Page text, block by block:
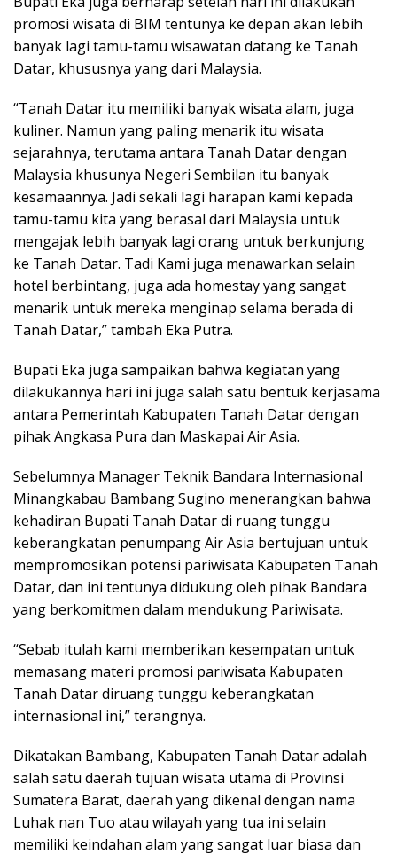
promosi wisata di BIM tentunya ke depan akan lebih
banyak lagi tamu-tamu wisawatan datang ke Tanah
Datar, khususnya yang dari Malaysia.
“Tanah Datar itu memiliki banyak wisata alam, juga
kuliner. Namun yang paling menarik itu wisata
sejarahnya, terutama antara Tanah Datar dengan
Malaysia khusunya Negeri Sembilan itu banyak
kesamaannya. Jadi sekali lagi harapan kami kepada
tamu-tamu kita yang berasal dari Malaysia untuk
mengajak lebih banyak lagi orang untuk berkunjung
ke Tanah Datar. Tadi Kami juga menawarkan selain
hotel berbintang, juga ada homestay yang sangat
menarik untuk mereka menginap selama berada di
Tanah Datar,” tambah Eka Putra.
Bupati Eka juga sampaikan bahwa kegiatan yang
dilakukannya hari ini juga salah satu bentuk kerjasama
antara Pemerintah Kabupaten Tanah Datar dengan
pihak Angkasa Pura dan Maskapai Air Asia.
Sebelumnya Manager Teknik Bandara Internasional
Minangkabau Bambang Sugino menerangkan bahwa
kehadiran Bupati Tanah Datar di ruang tunggu
keberangkatan penumpang Air Asia bertujuan untuk
mempromosikan potensi pariwisata Kabupaten Tanah
Datar, dan ini tentunya didukung oleh pihak Bandara
yang berkomitmen dalam mendukung Pariwisata.
“Sebab itulah kami memberikan kesempatan untuk
memasang materi promosi pariwisata Kabupaten
Tanah Datar diruang tunggu keberangkatan
internasional ini,” terangnya.
Dikatakan Bambang, Kabupaten Tanah Datar adalah
salah satu daerah tujuan wisata utama di Provinsi
Sumatera Barat, daerah yang dikenal dengan nama
Luhak nan Tuo atau wilayah yang tua ini selain
memiliki keindahan alam yang sangat luar biasa dan